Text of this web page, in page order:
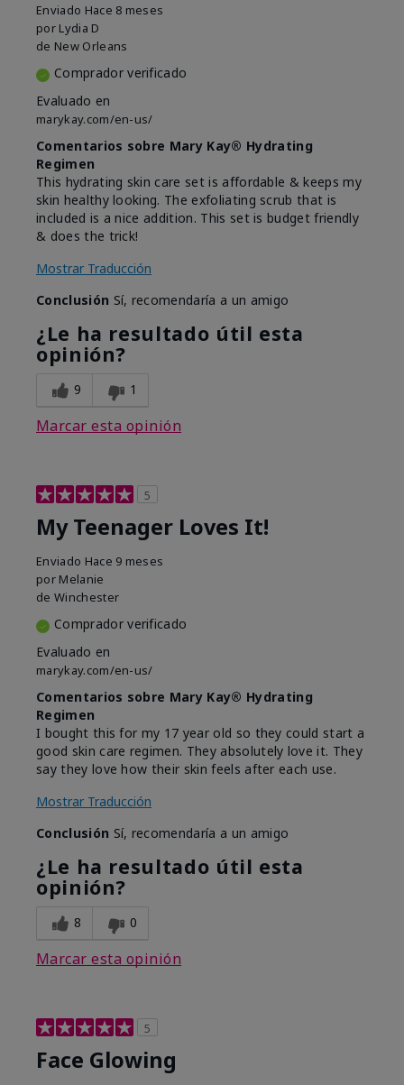
Enviado Hace 8 meses
por Lydia D
de New Orleans
Comprador verificado
Evaluado en
marykay.com/en-us/
Comentarios sobre Mary Kay® Hydrating
Regimen
This hydrating skin care set is affordable & keeps my
skin healthy looking. The exfoliating scrub that is
included is a nice addition. This set is budget friendly
& does the trick!
Mostrar Traducción
Conclusión Sí, recomendaría a un amigo
¿Le ha resultado útil esta
opinión?
9 1
Marcar esta opinión
5
My Teenager Loves It!
Enviado Hace 9 meses
por Melanie
de Winchester
Comprador verificado
Evaluado en
marykay.com/en-us/
Comentarios sobre Mary Kay® Hydrating
Regimen
I bought this for my 17 year old so they could start a
good skin care regimen. They absolutely love it. They
say they love how their skin feels after each use.
Mostrar Traducción
Conclusión Sí, recomendaría a un amigo
¿Le ha resultado útil esta
opinión?
8 0
Marcar esta opinión
5
Face Glowing